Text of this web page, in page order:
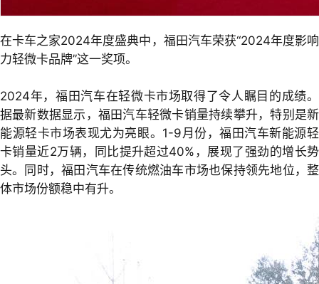
在卡车之家2024年度盛典中，福田汽车荣获“2024年度影响
力轻微卡品牌”这一奖项。
2024年，福田汽车在轻微卡市场取得了令人瞩目的成绩。
据最新数据显示，福田汽车轻微卡销量持续攀升，特别是新
能源轻卡市场表现尤为亮眼。1-9月份，福田汽车新能源轻
卡销量近2万辆，同比提升超过40%，展现了强劲的增长势
头。同时，福田汽车在传统燃油车市场也保持领先地位，整
体市场份额稳中有升。